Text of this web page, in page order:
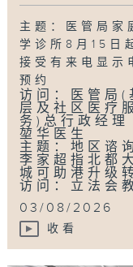
主题：医管局家
学诊所8月15日
接受有来电显示
预约
访问：医管局(
层及社区医疗服
务)总行政经理
堃华医生
主题：地区谘
李家超指北都
城可助港升级
访问：立法会
03/08/2026
收看